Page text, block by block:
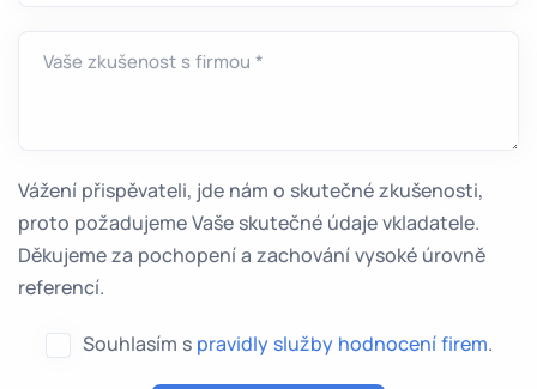
Vaše zkušenost s firmou *
Vážení přispěvateli, jde nám o skutečné zkušenosti,
proto požadujeme Vaše skutečné údaje vkladatele.
Děkujeme za pochopení a zachování vysoké úrovně
referencí.
Souhlasím s pravidly služby hodnocení firem.